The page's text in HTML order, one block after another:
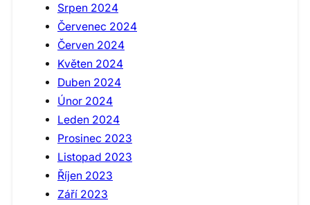
Srpen 2024
Červenec 2024
Červen 2024
Květen 2024
Duben 2024
Únor 2024
Leden 2024
Prosinec 2023
Listopad 2023
Říjen 2023
Září 2023